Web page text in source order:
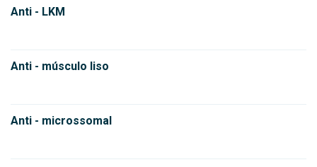
Anti - LKM
Anti - músculo liso
Anti - microssomal